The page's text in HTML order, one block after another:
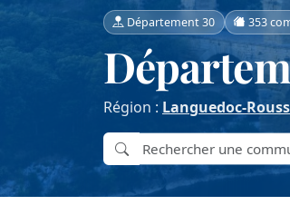
Département 30 353
Région : Languedoc-